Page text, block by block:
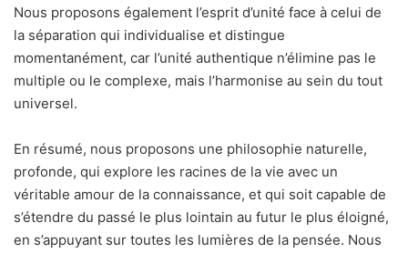
Nous proposons également l’esprit d’unité face à celui de
la séparation qui individualise et distingue
momentanément, car l’unité authentique n’élimine pas le
multiple ou le complexe, mais l’harmonise au sein du tout
universel.
En résumé, nous proposons une philosophie naturelle,
profonde, qui explore les racines de la vie avec un
véritable amour de la connaissance, et qui soit capable de
s’étendre du passé le plus lointain au futur le plus éloigné,
en s’appuyant sur toutes les lumières de la pensée. Nous